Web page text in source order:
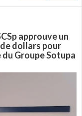
approuve un
dollars pour
Groupe Sotupa